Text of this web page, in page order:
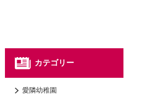
カテゴリー
愛隣幼稚園